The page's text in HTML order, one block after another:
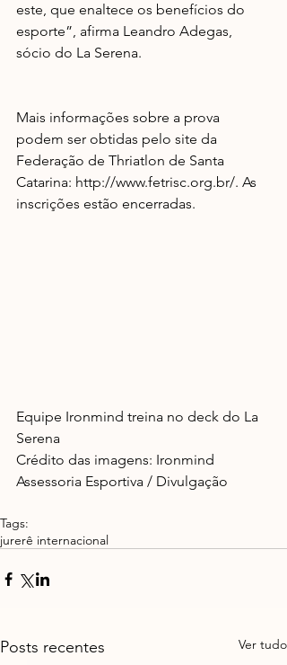
este, que enaltece os benefícios do
esporte”, afirma Leandro Adegas,
sócio do La Serena.
Mais informações sobre a prova
podem ser obtidas pelo site da
Federação de Thriatlon de Santa
Catarina: http://www.fetrisc.org.br/. As
inscrições estão encerradas.
Equipe Ironmind treina no deck do La
Serena
Crédito das imagens: Ironmind
Assessoria Esportiva / Divulgação
Tags:
jurerê internacional
Posts recentes Ver tudo